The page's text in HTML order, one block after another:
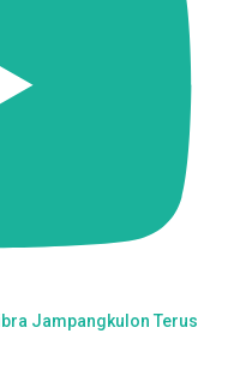
Jampangkulon Terus